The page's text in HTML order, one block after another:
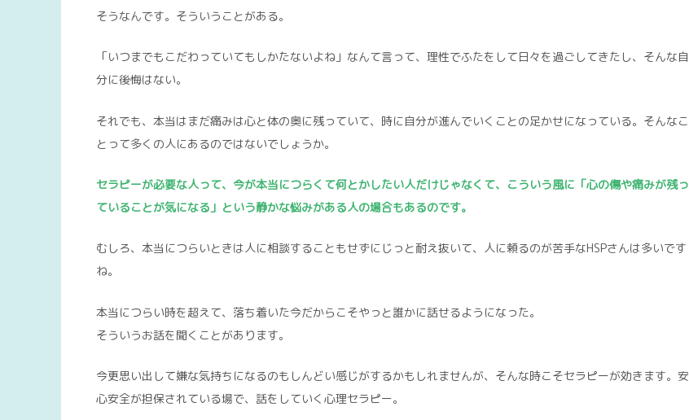
そうなんです。そういうことがある。
「いつまでもこだわっていてもしかたないよね」なんて言って、理性でふたをして日々を過ごしてきたし、そんな自
分に後悔はない。
それでも、本当はまだ痛みは心と体の奥に残っていて、時に自分が進んでいくことの足かせになっている。そんなこ
とって多くの人にあるのではないでしょうか。
セラピーが必要な人って、今が本当につらくて何とかしたい人だけじゃなくて、こういう風に「心の傷や痛みが残っ
ていることが気になる」という静かな悩みがある人の場合もあるのです。
むしろ、本当につらいときは人に相談することもせずにじっと耐え抜いて、人に頼るのが苦手なHSPさんは多いです
ね。
本当につらい時を超えて、落ち着いた今だからこそやっと誰かに話せるようになった。
そういうお話を聞くことがあります。
今更思い出して嫌な気持ちになるのもしんどい感じがするかもしれませんが、そんな時こそセラピーが効きます。安
心安全が担保されている場で、話をしていく心理セラピー。